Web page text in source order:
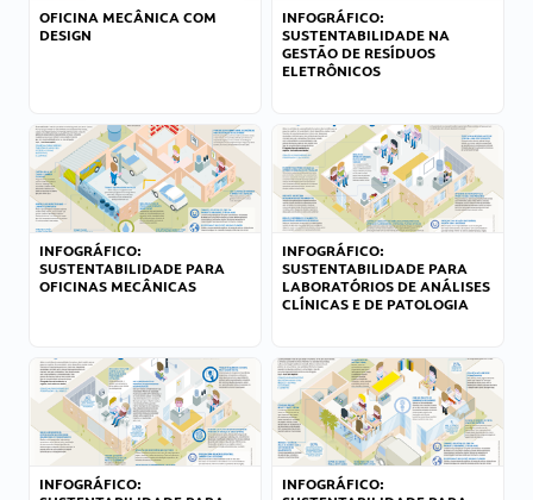
OFICINA MECÂNICA COM
DESIGN
INFOGRÁFICO:
SUSTENTABILIDADE NA
GESTÃO DE RESÍDUOS
ELETRÔNICOS
INFOGRÁFICO:
SUSTENTABILIDADE PARA
OFICINAS MECÂNICAS
INFOGRÁFICO:
SUSTENTABILIDADE PARA
LABORATÓRIOS DE ANÁLISES
CLÍNICAS E DE PATOLOGIA
INFOGRÁFICO:
INFOGRÁFICO: